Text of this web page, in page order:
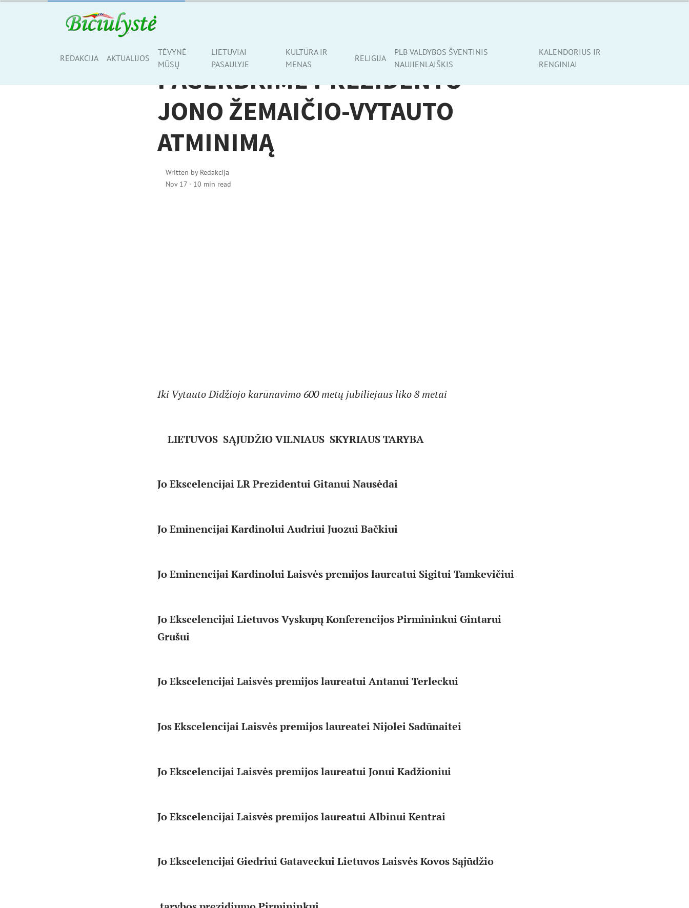
REDAKCIJA AKTUALIJOS
TĖVYNĖ
MŪSŲ
LIETUVIAI
PASAULYJE
KULTŪRA IR
MENAS
RELIGIJA
PLB VALDYBOS ŠVENTINIS
NAUJIENLAIŠKIS
KALENDORIUS IR
RENGINIAI
AKTUALIJOS
PAGERBKIME PREZIDENTO
JONO ŽEMAIČIO-VYTAUTO
ATMINIMĄ
Written by Redakcija
Nov 17 · 10 min read
Iki Vytauto Didžiojo karūnavimo 600 metų jubiliejaus liko 8 metai
LIETUVOS SĄJŪDŽIO VILNIAUS SKYRIAUS TARYBA
Jo Ekscelencijai LR PrezidentuiGitanui Nausėdai
Jo Eminencijai Kardinolui Audriui Juozui Bačkiui
Jo Eminencijai Kardinolui Laisvės premijos laureatui Sigitui Tamkevičiui
Jo Ekscelencijai Lietuvos Vyskupų Konferencijos Pirmininkui Gintarui
Grušui
Jo Ekscelencijai Laisvės premijos laureatui Antanui Terleckui
Jos Ekscelencijai Laisvės premijos laureatei Nijolei Sadūnaitei
Jo Ekscelencijai Laisvės premijos laureatui Jonui Kadžioniui
Jo Ekscelencijai Laisvės premijos laureatui Albinui Kentrai
Jo Ekscelencijai Giedriui Gataveckui Lietuvos Laisvės Kovos Sąjūdžio
Share